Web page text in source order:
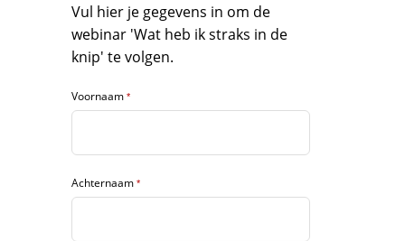
Vul hier je gegevens in om de
webinar 'Wat heb ik straks in de
knip' te volgen.
Voornaam *
Achternaam *